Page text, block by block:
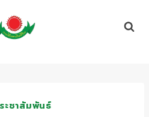
ะชาสัมพันธ์